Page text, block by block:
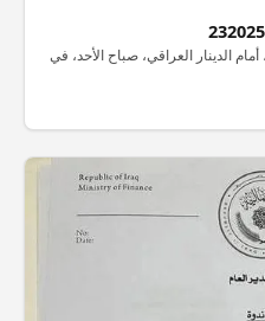
الدينار العراقي، صباح الأحد، في